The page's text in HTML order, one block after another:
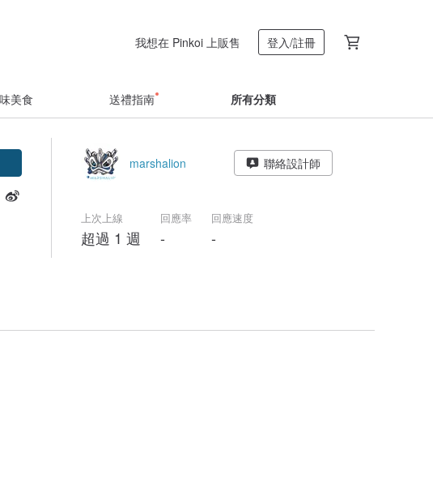
我想在 Pinkoi 上販售 登入/註冊
美食 送禮指南 所有分類
marshalion 聯絡設計師
上次上線
超過 1 週
回應率
-
回應速度
-